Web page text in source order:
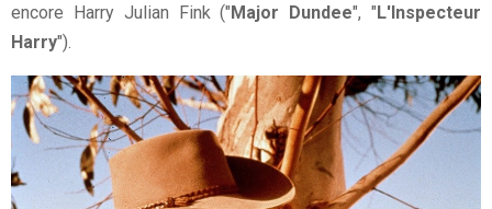
encore Harry Julian Fink ("Major Dundee", "L'Inspecteur
Harry").